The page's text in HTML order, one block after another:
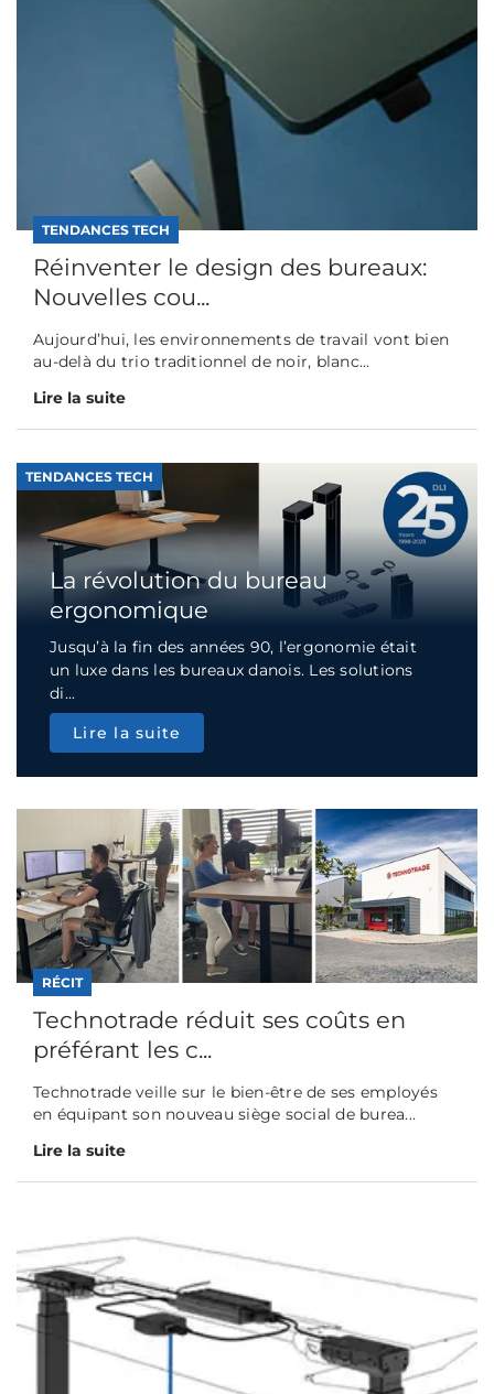
TENDANCES TECH
Réinventer le design des bureaux:
Nouvelles cou...
Aujourd’hui, les environnements de travail vont bien
au-delà du trio traditionnel de noir, blanc...
Lire la suite
TENDANCES TECH
La révolution du bureau
ergonomique
Jusqu’à la fin des années 90, l’ergonomie était
un luxe dans les bureaux danois. Les solutions
di...
Lire la suite
RÉCIT
Technotrade réduit ses coûts en
préférant les c...
Technotrade veille sur le bien-être de ses employés
en équipant son nouveau siège social de burea...
Lire la suite